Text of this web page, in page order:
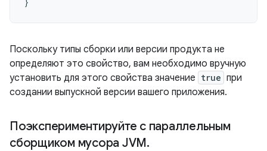
Поскольку типы сборки или версии продукта не
определяют это свойство, вам необходимо вручную
установить для этого свойства значение true при
создании выпускной версии вашего приложения.
Поэкспериментируйте с параллельным
сборщиком мусора JVM.